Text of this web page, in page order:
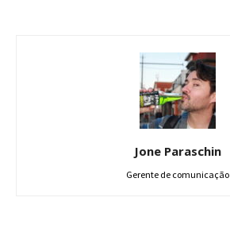
Jone Paraschin
Gerente de comunicação